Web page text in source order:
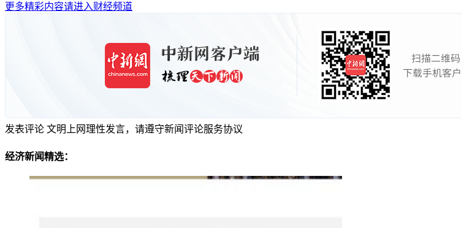
更多精彩内容请进入财经频道
发表评论 文明上网理性发言，请遵守新闻评论服务协议
经济新闻精选：